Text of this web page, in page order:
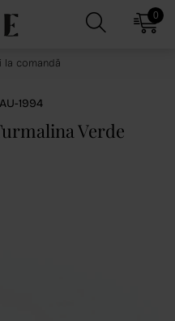
0
la comandă
1994
Verde